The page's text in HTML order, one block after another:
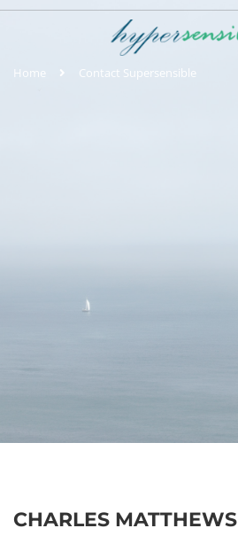
Home Contact Supersensible
CHARLES MATTHEWS